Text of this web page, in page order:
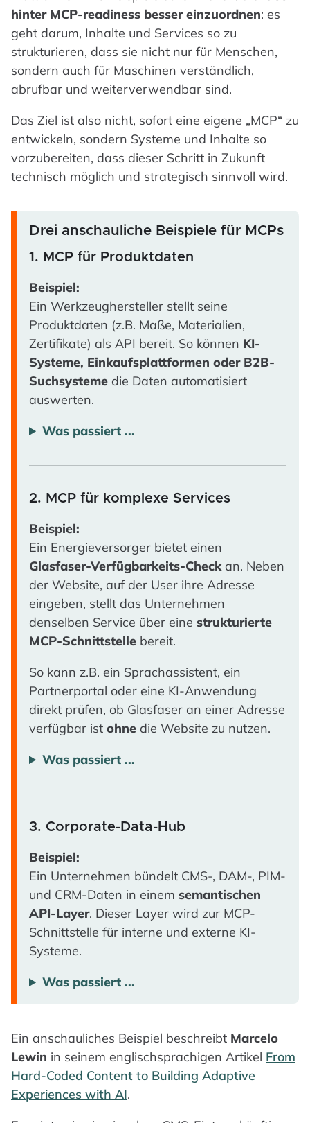
hinter MCP-readiness besser einzuordnen: es
geht darum, Inhalte und Services so zu
strukturieren, dass sie nicht nur für Menschen,
sondern auch für Maschinen verständlich,
abrufbar und weiterverwendbar sind.
Das Ziel ist also nicht, sofort eine eigene „MCP“ zu
entwickeln, sondern Systeme und Inhalte so
vorzubereiten, dass dieser Schritt in Zukunft
technisch möglich und strategisch sinnvoll wird.
Drei anschauliche Beispiele für MCPs
1. MCP für Produktdaten
Beispiel:
Ein Werkzeughersteller stellt seine
Produktdaten (z.B. Maße, Materialien,
Zertifikate) als API bereit. So können KI-
Systeme, Einkaufsplattformen oder B2B-
Suchsysteme die Daten automatisiert
auswerten.
Was passiert ...
2. MCP für komplexe Services
Beispiel:
Ein Energieversorger bietet einen
Glasfaser-Verfügbarkeits-Checkan. Neben
der Website, auf der User ihre Adresse
eingeben, stellt das Unternehmen
denselben Service über eine strukturierte
MCP-Schnittstelle bereit.
So kann z.B. ein Sprachassistent, ein
Partnerportal oder eine KI-Anwendung
direkt prüfen, ob Glasfaser an einer Adresse
verfügbar ist ohne die Website zu nutzen.
Was passiert ...
3. Corporate-Data-Hub
Beispiel:
Ein Unternehmen bündelt CMS-, DAM-, PIM-
und CRM-Daten in einem semantischen
API-Layer. Dieser Layer wird zur MCP-
Schnittstelle für interne und externe KI-
Systeme.
Was passiert ...
Ein anschauliches Beispiel beschreibt Marcelo
Lewin in seinem englischsprachigen Artikel From
Hard-Coded Content to Building Adaptive
Experiences with AI.